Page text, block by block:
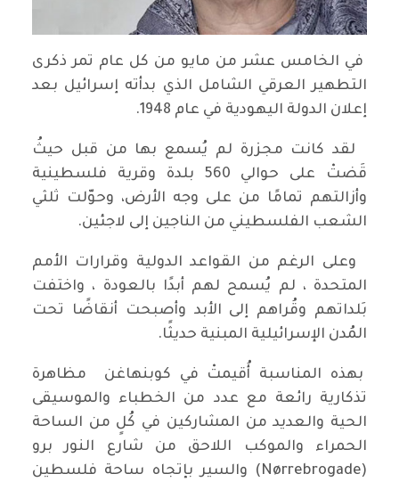
في الخامس عشر من مايو من كل عام تمر ذكرى
التطهير العرقي الشامل الذي بدأته إسرائيل بعد
إعلان الدولة اليهودية في عام 1948.
لقد كانت مجزرة لم يُسمع بها من قبل حيثُ
قَضتْ على حوالي 560 بلدة وقرية فلسطينية
وأزالتهم تمامًا من على وجه الأرض، وحوّلت ثلثي
الشعب الفلسطيني من الناجين إلى لاجئين.
وعلى الرغم من القواعد الدولية وقرارات الأمم
المتحدة ، لم يُسمح لهم أبدًا بالعودة ، واختفت
بَلداتهم وقُراهم إلى الأبد وأصبحت أنقاضًا تحت
المُدن الإسرائيلية المبنية حديثًا.
بهذه المناسبة أُقيمتْ في كوبنهاغن مظاهرة
تذكارية رائعة مع عدد من الخطباء والموسيقى
الحية والعديد من المشاركين في كُلٍ من الساحة
الحمراء والموكب اللاحق من شارع النور برو
(Nørrebrogade) والسير بإتجاه ساحة فلسطين